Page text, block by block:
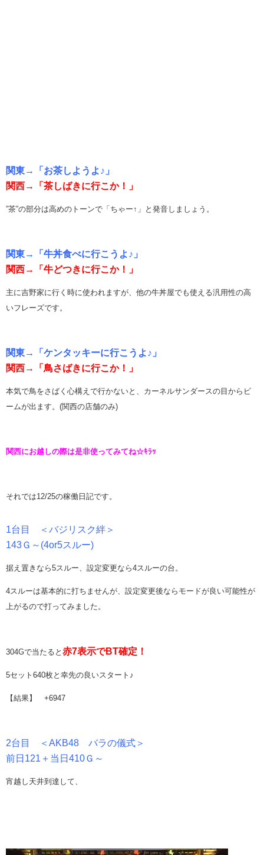
関東→「お茶しようよ♪」
関西→「茶しばきに行こか！」
”茶”の部分は高めのトーンで「ちゃー↑」と発音しましょう。
関東→「牛丼食べに行こうよ♪」
関西→「牛どつきに行こか！」
主に吉野家に行く時に使われますが、他の牛丼屋でも使える汎用性の高
いフレーズです。
関東→「ケンタッキーに行こうよ♪」
関西→「鳥さばきに行こか！」
本気で鳥をさばく心構えで行かないと、カーネルサンダースの目からビ
ームが出ます。(関西の店舗のみ)
関西にお越しの際は是非使ってみてね☆ｷﾗｯ
それでは12/25の稼働日記です。
1台目 ＜バジリスク絆＞
143Ｇ～(4or5スルー)
据え置きなら5スルー、設定変更なら4スルーの台。
4スルーは基本的に打ちませんが、設定変更後ならモードが良い可能性が
上がるので打ってみました。
304Gで当たると 赤7表示でBT確定！
5セット640枚と幸先の良いスタート♪
【結果】 +6947
2台目 ＜AKB48 バラの儀式＞
前日121＋当日410Ｇ～
宵越し天井到達して、